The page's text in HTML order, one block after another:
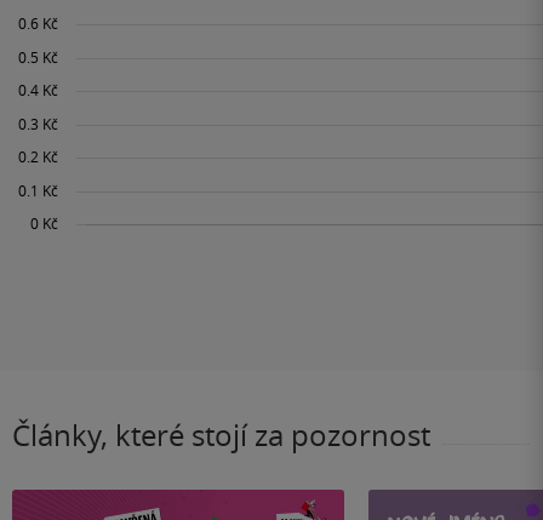
Články, které stojí za pozornost